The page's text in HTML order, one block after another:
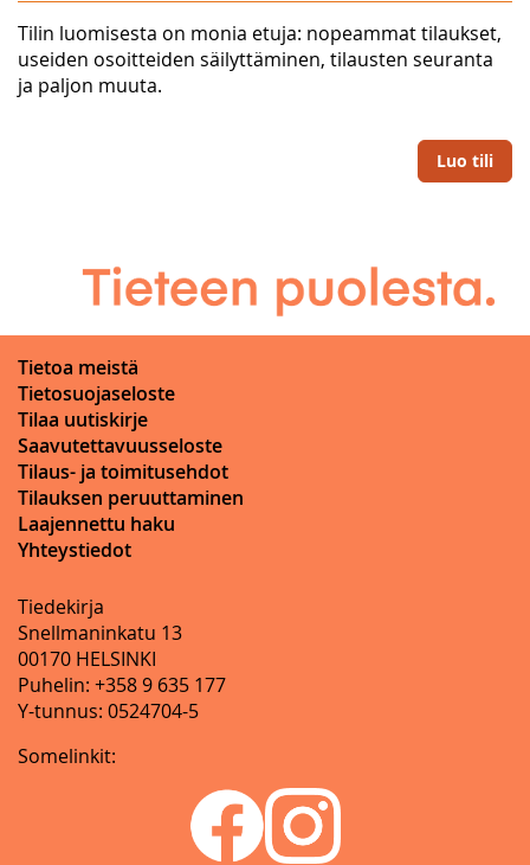
Tilin luomisesta on monia etuja: nopeammat tilaukset,
useiden osoitteiden säilyttäminen, tilausten seuranta
ja paljon muuta.
Luo tili
Tietoa meistä
Tietosuojaseloste
Tilaa uutiskirje
Saavutettavuusseloste
Tilaus- ja toimitusehdot
Tilauksen peruuttaminen
Laajennettu haku
Yhteystiedot
Tiedekirja
Snellmaninkatu 13
00170 HELSINKI
Puhelin: +358 9 635 177
Y-tunnus: 0524704-5
Somelinkit: